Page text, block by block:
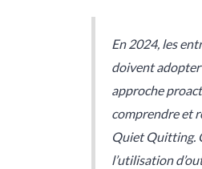
En 2024, les
doivent adopter
approche
comprendre et
Quiet Quitting.
l’utilisation